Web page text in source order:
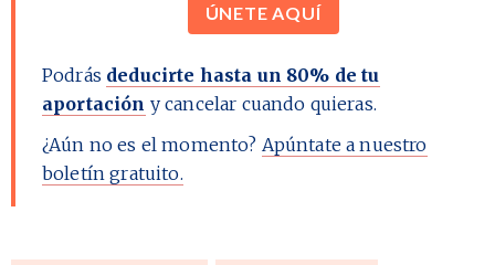
ÚNETE AQUÍ
Podrás deducirte hasta un 80% de tu
aportación y cancelar cuando quieras.
¿Aún no es el momento? Apúntate a nuestro
boletín gratuito.